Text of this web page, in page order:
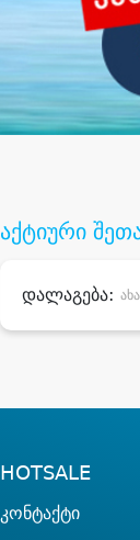
აქტიური
დალაგება:
HOTSALE
კონტაქტი